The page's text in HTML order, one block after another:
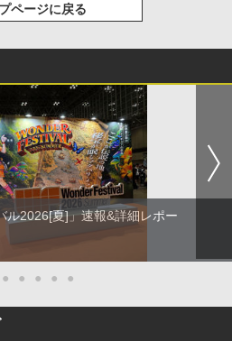
ページに戻る
ル2026[夏]」速報&詳細レポー
● ● ● ● ●